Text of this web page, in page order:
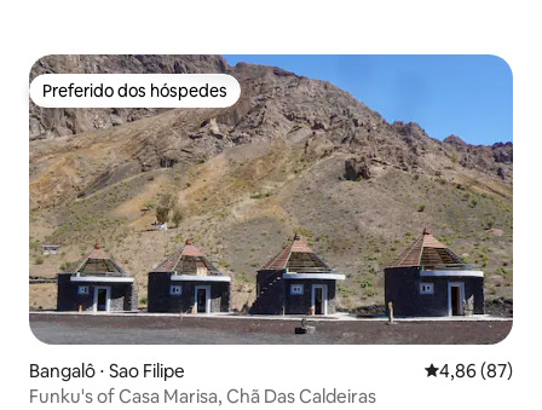
Preferido dos hóspedes
Preferido dos hóspedes
Bangalô ⋅ Sao Filipe 4,86 de uma
4,86 (87)
Funku's of Casa Marisa, Chã Das Caldeiras